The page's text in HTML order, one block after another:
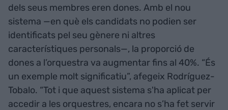
dels seus membres eren dones. Amb el nou
sistema —en què els candidats no podien ser
identificats pel seu gènere ni altres
característiques personals—, la proporció de
dones a l’orquestra va augmentar fins al 40%. “És
un exemple molt significatiu”, afegeix Rodríguez-
Tobalo. “Tot i que aquest sistema s'ha aplicat per
accedir a les orquestres, encara no s’ha fet servir